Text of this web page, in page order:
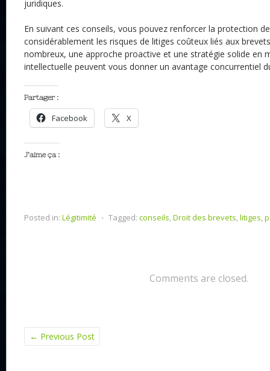
juridiques.
En suivant ces conseils, vous pouvez renforcer la protection
considérablement les risques de litiges coûteux liés aux
nombreux, une approche proactive et une stratégie solide en
intellectuelle peuvent vous donner un avantage concurrentiel
Partager :
Facebook X
J’aime ça :
Posted in: Légitimité ⋅ Tagged: conseils,Droit des brevets,litiges,
Comments are closed.
← Previous Post